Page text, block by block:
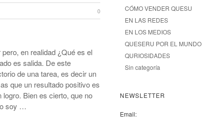
0
en realidad ¿Qué es el
es salida. De este
de una tarea, es decir un
que un resultado positivo es
Bien es cierto, que no
soy …
CÓMO VENDER QUESU
EN LAS REDES
EN LOS MEDIOS
QUESERU POR EL MUNDO
QURIOSIDADES
Sin categoría
NEWSLETTER
Email: